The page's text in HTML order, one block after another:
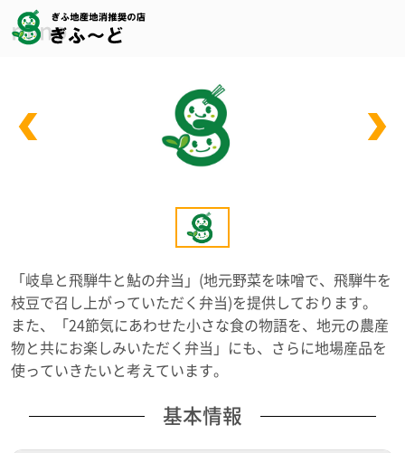
mino
「岐阜と飛騨牛と鮎の弁当」(地元野菜を味噌で、飛騨牛を
枝豆で召し上がっていただく弁当)を提供しております。
また、「24節気にあわせた小さな食の物語を、地元の農産
物と共にお楽しみいただく弁当」にも、さらに地場産品を
使っていきたいと考えています。
基本情報